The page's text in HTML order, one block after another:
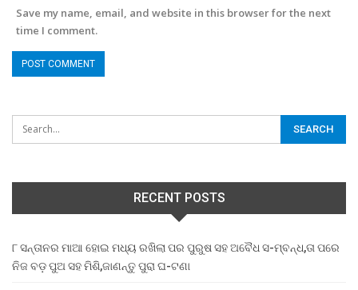
Save my name, email, and website in this browser for the next
time I comment.
RECENT POSTS
୮ ସନ୍ତାନର ମାଆ ହୋଇ ମଧ୍ୟ ରଖିଲା ପର ପୁରୁଷ ସହ ଅବୈଧ ସ-ମ୍ବନ୍ଧ,ତା ପରେ
ନିଜ ବଡ଼ ପୁଅ ସହ ମିଶି,ଜାଣନ୍ତୁ ପୁରା ଘ-ଟଣା